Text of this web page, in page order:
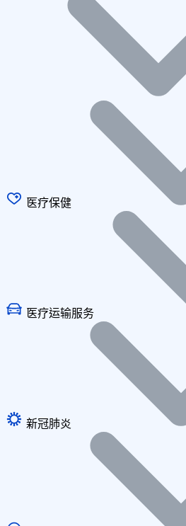
医疗保健
医疗运输服务
新冠肺炎